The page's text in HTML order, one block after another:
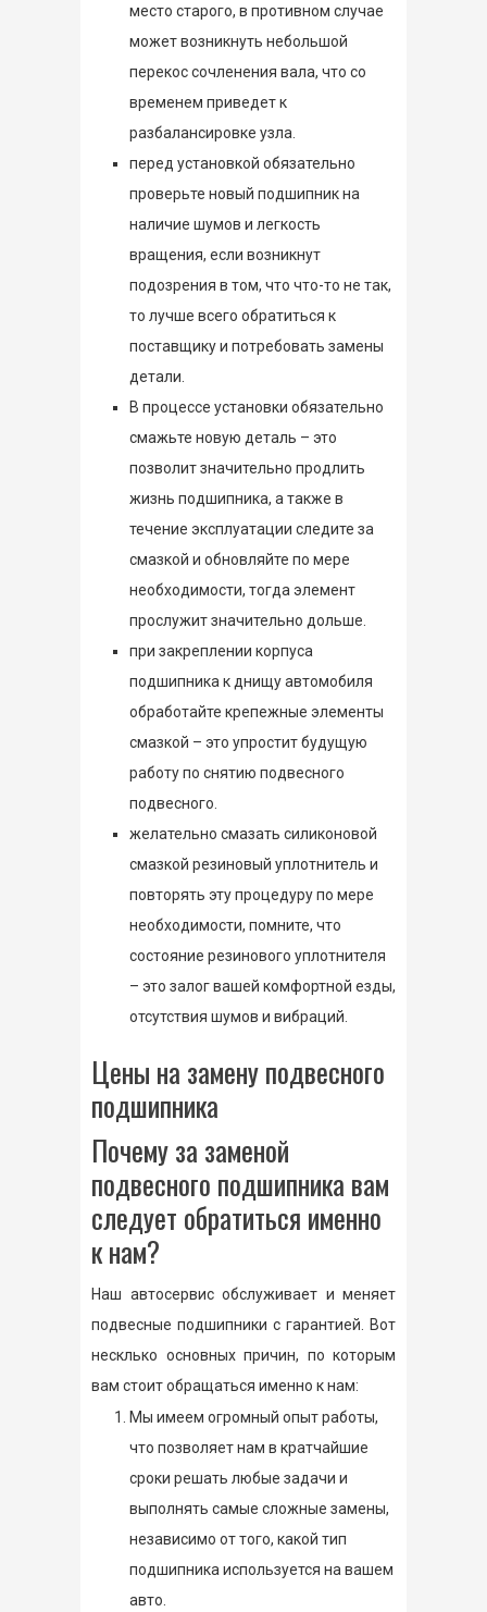
место старого, в противном случае
может возникнуть небольшой
перекос сочленения вала, что со
временем приведет к
разбалансировке узла.
перед установкой обязательно
проверьте новый подшипник на
наличие шумов и легкость
вращения, если возникнут
подозрения в том, что что-то не так,
то лучше всего обратиться к
поставщику и потребовать замены
детали.
В процессе установки обязательно
смажьте новую деталь – это
позволит значительно продлить
жизнь подшипника, а также в
течение эксплуатации следите за
смазкой и обновляйте по мере
необходимости, тогда элемент
прослужит значительно дольше.
при закреплении корпуса
подшипника к днищу автомобиля
обработайте крепежные элементы
смазкой – это упростит будущую
работу по снятию подвесного
подвесного.
желательно смазать силиконовой
смазкой резиновый уплотнитель и
повторять эту процедуру по мере
необходимости, помните, что
состояние резинового уплотнителя
– это залог вашей комфортной езды,
отсутствия шумов и вибраций.
Цены на замену подвесного
подшипника
Почему за заменой
подвесного подшипника вам
следует обратиться именно
к нам?
Наш автосервис обслуживает и меняет
подвесные подшипники с гарантией. Вот
несклько основных причин, по которым
вам стоит обращаться именно к нам:
Мы имеем огромный опыт работы,
что позволяет нам в кратчайшие
сроки решать любые задачи и
выполнять самые сложные замены,
независимо от того, какой тип
подшипника используется на вашем
авто.